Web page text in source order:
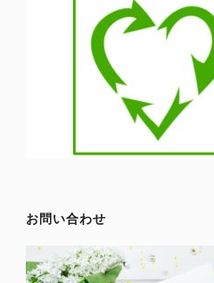
お問い合わせ